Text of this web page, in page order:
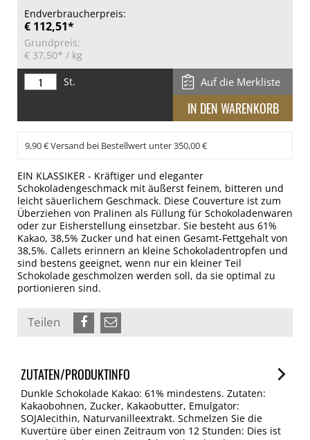
Endverbraucherpreis:
€ 112,51*
Grundpreis:
€ 37,50* / kg
St.
Auf die Merkliste
9,90 € Versand bei Bestellwert unter 350,00 €
EIN KLASSIKER - Kräftiger und eleganter
Schokoladengeschmack mit äußerst feinem, bitteren und
leicht säuerlichem Geschmack. Diese Couverture ist zum
Überziehen von Pralinen als Füllung für Schokoladenwaren
oder zur Eisherstellung einsetzbar. Sie besteht aus 61%
Kakao, 38,5% Zucker und hat einen Gesamt-Fettgehalt von
38,5%. Callets erinnern an kleine Schokoladentropfen und
sind bestens geeignet, wenn nur ein kleiner Teil
Schokolade geschmolzen werden soll, da sie optimal zu
portionieren sind.
Teilen
ZUTATEN/PRODUKTINFO
Dunkle Schokolade Kakao: 61% mindestens. Zutaten:
Kakaobohnen, Zucker, Kakaobutter, Emulgator:
SOJAlecithin, Naturvanilleextrakt. Schmelzen Sie die
Kuvertüre über einen Zeitraum von 12 Stunden: Dies ist